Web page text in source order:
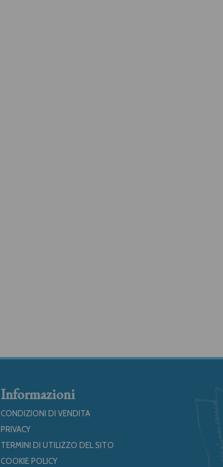
Informazioni
CONDIZIONI DI VENDITA
PRIVACY
TERMINI DI UTILIZZO DEL SITO
COOKIE POLICY